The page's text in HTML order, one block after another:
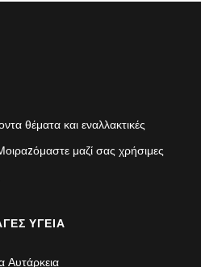
θέματα και εναλλακτικές
μαζί σας χρήσιμες
ΥΓΕΊΑ
Αυτάρκεια